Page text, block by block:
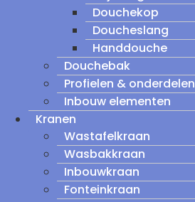
Douchekop
Doucheslang
Handdouche
Douchebak
Profielen & onderdelen
Inbouw elementen
Kranen
Wastafelkraan
Wasbakkraan
Inbouwkraan
Fonteinkraan